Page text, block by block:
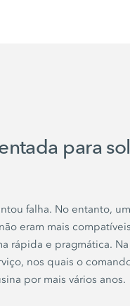
para
falha. No entanto,
eram mais
rápida e pragmática.
nos quais o
por mais vários anos.